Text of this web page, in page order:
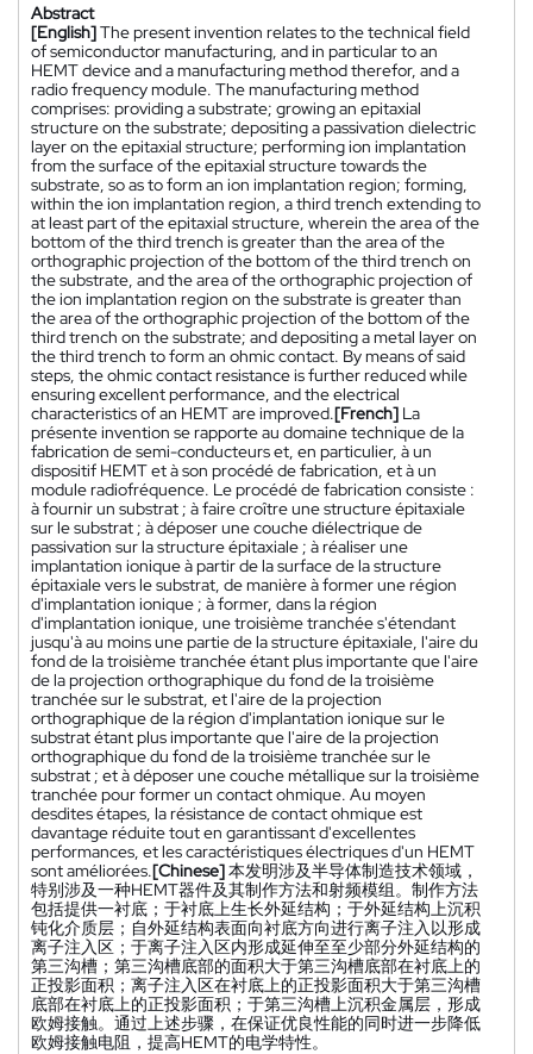
Abstract
[English]The present invention relates to the technical field
of semiconductor manufacturing, and in particular to an
HEMT device and a manufacturing method therefor, and a
radio frequency module. The manufacturing method
comprises: providing a substrate; growing an epitaxial
structure on the substrate; depositing a passivation dielectric
layer on the epitaxial structure; performing ion implantation
from the surface of the epitaxial structure towards the
substrate, so as to form an ion implantation region; forming,
within the ion implantation region, a third trench extending to
at least part of the epitaxial structure, wherein the area of the
bottom of the third trench is greater than the area of the
orthographic projection of the bottom of the third trench on
the substrate, and the area of the orthographic projection of
the ion implantation region on the substrate is greater than
the area of the orthographic projection of the bottom of the
third trench on the substrate; and depositing a metal layer on
the third trench to form an ohmic contact. By means of said
steps, the ohmic contact resistance is further reduced while
ensuring excellent performance, and the electrical
characteristics of an HEMT are improved.[French] La
présente invention se rapporte au domaine technique de la
fabrication de semi-conducteurs et, en particulier, à un
dispositif HEMT et à son procédé de fabrication, et à un
module radiofréquence. Le procédé de fabrication consiste :
à fournir un substrat ; à faire croître une structure épitaxiale
sur le substrat ; à déposer une couche diélectrique de
passivation sur la structure épitaxiale ; à réaliser une
implantation ionique à partir de la surface de la structure
épitaxiale vers le substrat, de manière à former une région
d'implantation ionique ; à former, dans la région
d'implantation ionique, une troisième tranchée s'étendant
jusqu'à au moins une partie de la structure épitaxiale, l'aire du
fond de la troisième tranchée étant plus importante que l'aire
de la projection orthographique du fond de la troisième
tranchée sur le substrat, et l'aire de la projection
orthographique de la région d'implantation ionique sur le
substrat étant plus importante que l'aire de la projection
orthographique du fond de la troisième tranchée sur le
substrat ; et à déposer une couche métallique sur la troisième
tranchée pour former un contact ohmique. Au moyen
desdites étapes, la résistance de contact ohmique est
davantage réduite tout en garantissant d'excellentes
performances, et les caractéristiques électriques d'un HEMT
sont améliorées.[Chinese]本发明涉及半导体制造技术领域，
特别涉及一种HEMT器件及其制作方法和射频模组。制作方法
包括提供一衬底；于衬底上生长外延结构；于外延结构上沉积
钝化介质层；自外延结构表面向衬底方向进行离子注入以形成
离子注入区；于离子注入区内形成延伸至至少部分外延结构的
第三沟槽；第三沟槽底部的面积大于第三沟槽底部在衬底上的
正投影面积；离子注入区在衬底上的正投影面积大于第三沟槽
底部在衬底上的正投影面积；于第三沟槽上沉积金属层，形成
欧姆接触。通过上述步骤，在保证优良性能的同时进一步降低
欧姆接触电阻，提高HEMT的电学特性。